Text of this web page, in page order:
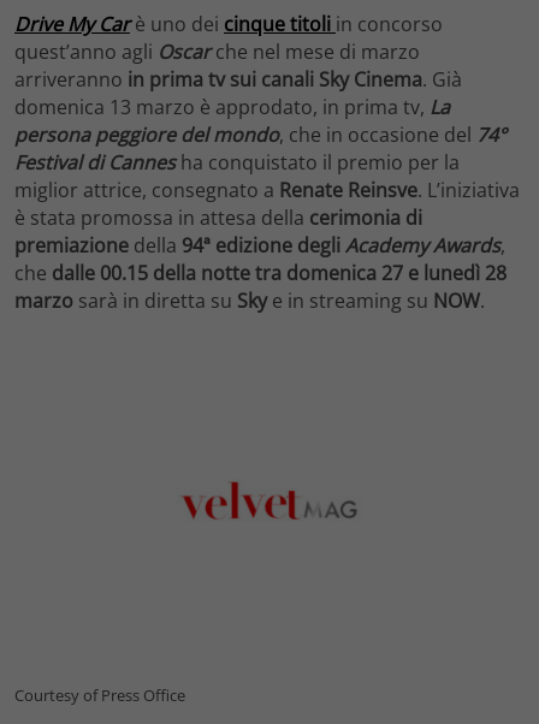
Drive My Carè uno dei cinque titoli in concorso
quest’anno agli Oscarche nel mese di marzo
arriveranno in prima tv sui canali Sky Cinema. Già
domenica 13 marzo è approdato, in prima tv, La
persona peggiore del mondo, che in occasione del 74°
Festival di Cannesha conquistato il premio per la
miglior attrice, consegnato a Renate Reinsve. L’iniziativa
è stata promossa in attesa della cerimonia di
premiazione della 94ª edizione degliAcademy Awards,
che dalle 00.15 della notte tra domenica 27 e lunedì 28
marzo sarà in diretta su Skye in streaming su NOW.
Courtesy of Press Office